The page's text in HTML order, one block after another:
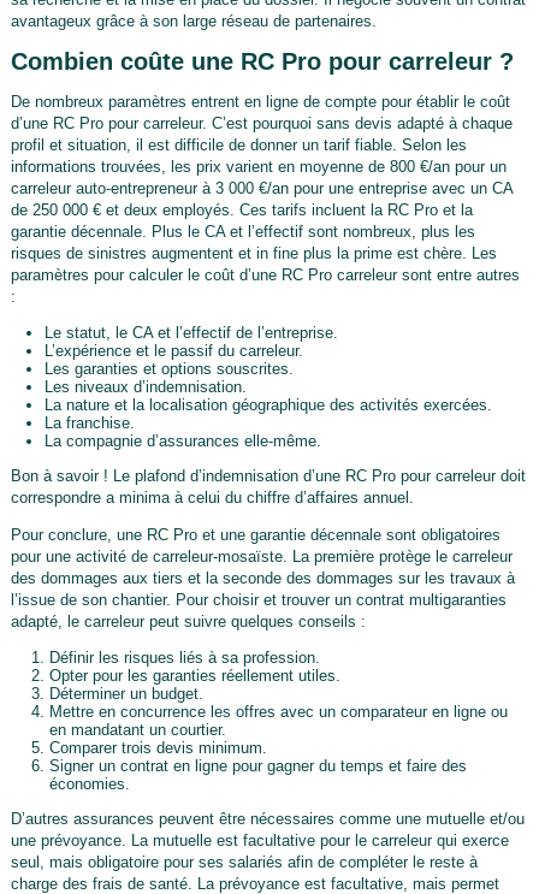
avantageux grâce à son large réseau de partenaires.
Combien coûte une RC Pro pour carreleur ?
De nombreux paramètres entrent en ligne de compte pour établir le coût
d’une RC Pro pour carreleur. C’est pourquoi sans devis adapté à chaque
profil et situation, il est difficile de donner un tarif fiable. Selon les
informations trouvées, les prix varient en moyenne de 800 €/an pour un
carreleur auto-entrepreneur à 3 000 €/an pour une entreprise avec un CA
de 250 000 € et deux employés. Ces tarifs incluent la RC Pro et la
garantie décennale. Plus le CA et l’effectif sont nombreux, plus les
risques de sinistres augmentent et in fine plus la prime est chère. Les
paramètres pour calculer le coût d’une RC Pro carreleur sont entre autres
:
Le statut, le CA et l’effectif de l’entreprise.
L’expérience et le passif du carreleur.
Les garanties et options souscrites.
Les niveaux d’indemnisation.
La nature et la localisation géographique des activités exercées.
La franchise.
La compagnie d’assurances elle-même.
Bon à savoir ! Le plafond d’indemnisation d’une RC Pro pour carreleur doit
correspondre a minima à celui du chiffre d’affaires annuel.
Pour conclure, une RC Pro et une garantie décennale sont obligatoires
pour une activité de carreleur-mosaïste. La première protège le carreleur
des dommages aux tiers et la seconde des dommages sur les travaux à
l’issue de son chantier. Pour choisir et trouver un contrat multigaranties
adapté, le carreleur peut suivre quelques conseils :
Définir les risques liés à sa profession.
Opter pour les garanties réellement utiles.
Déterminer un budget.
Mettre en concurrence les offres avec un comparateur en ligne ou
en mandatant un courtier.
Comparer trois devis minimum.
Signer un contrat en ligne pour gagner du temps et faire des
économies.
D’autres assurances peuvent être nécessaires comme une mutuelle et/ou
une prévoyance. La mutuelle est facultative pour le carreleur qui exerce
seul, mais obligatoire pour ses salariés afin de compléter le reste à
charge des frais de santé. La prévoyance est facultative, mais permet